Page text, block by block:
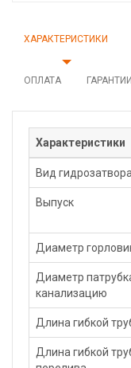
ХАРАКТЕРИСТИКИ
ОПЛАТА ГАРАНТИИ
Характеристики
Вид гидрозатвора
Выпуск
Диаметр
Диаметр
канализацию
Длина гибкой
Длина гибкой